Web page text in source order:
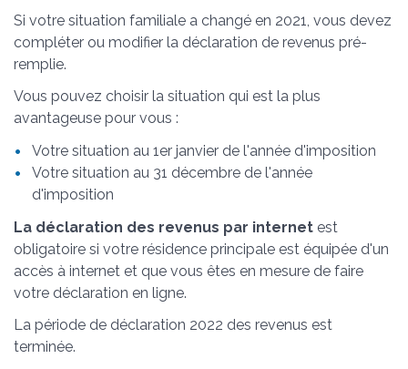
Si votre situation familiale a changé en 2021, vous devez
compléter ou modifier la déclaration de revenus pré-
remplie.
Vous pouvez choisir la situation qui est la plus
avantageuse pour vous :
Votre situation au 1 er janvier de l'année d'imposition
Votre situation au 31 décembre de l'année
d'imposition
La déclaration des revenus par internet est
obligatoire si votre résidence principale est équipée d'un
accès à internet et que vous êtes en mesure de faire
votre déclaration en ligne.
La période de déclaration 2022 des revenus est
terminée.